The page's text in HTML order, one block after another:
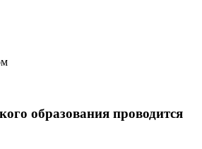
образования проводится